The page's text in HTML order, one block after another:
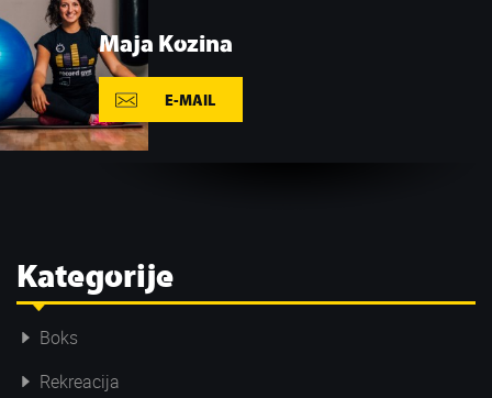
Maja Kozina
E-MAIL
Kategorije
Boks
Rekreacija